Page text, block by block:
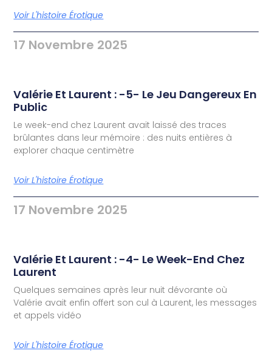
Voir L'histoire Érotique
17 Novembre 2025
Valérie Et Laurent : -5- Le Jeu Dangereux En
Public
Le week-end chez Laurent avait laissé des traces
brûlantes dans leur mémoire : des nuits entières à
explorer chaque centimètre
Voir L'histoire Érotique
17 Novembre 2025
Valérie Et Laurent : -4- Le Week-End Chez
Laurent
Quelques semaines après leur nuit dévorante où
Valérie avait enfin offert son cul à Laurent, les messages
et appels vidéo
Voir L'histoire Érotique